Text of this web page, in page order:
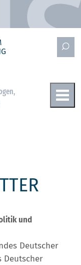
und
Deutscher
Deutscher